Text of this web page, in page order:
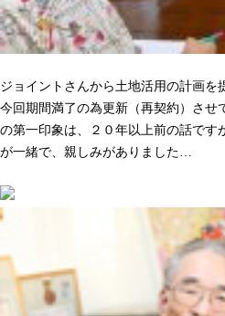
ジョイントさんから土地活用の計画を
今回期間満了の為更新（再契約）させ
の第一印象は、２０年以上前の話です
が一緒で、親しみがありました…